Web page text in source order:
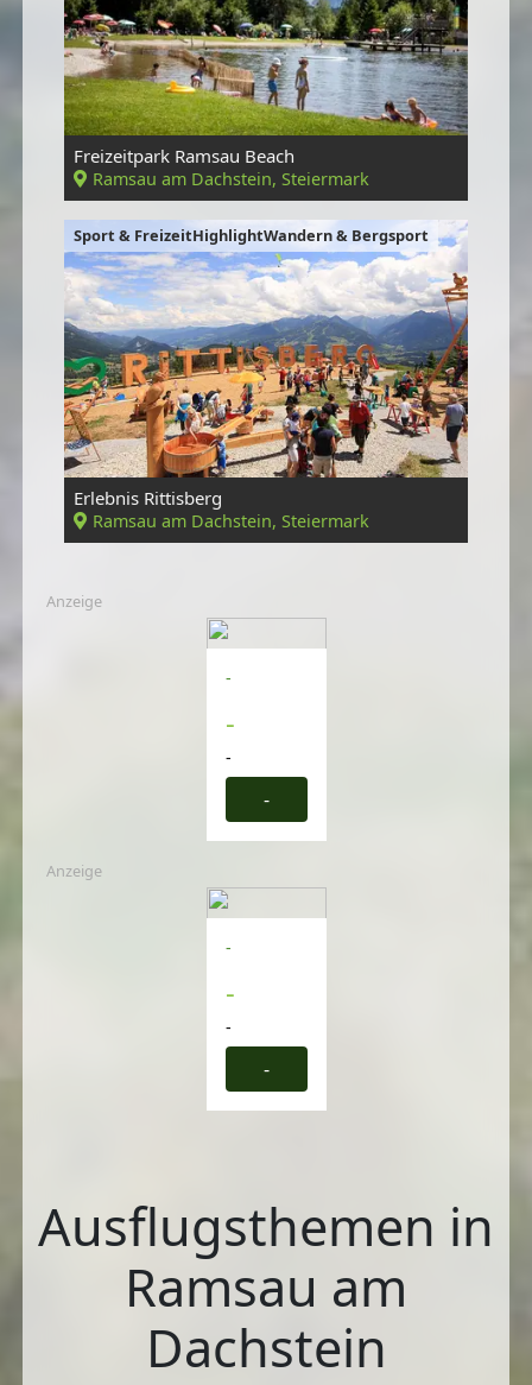
Freizeitpark Ramsau Beach
Ramsau am Dachstein, Steiermark
Sport & FreizeitHighlightWandern & Bergsport
Erlebnis Rittisberg
Ramsau am Dachstein, Steiermark
Anzeige
-
-
-
-
Anzeige
-
-
-
-
Ausflugsthemen in
Ramsau am
Dachstein